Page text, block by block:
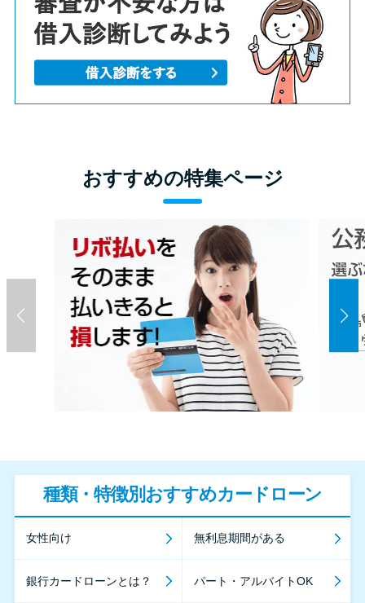
おすすめの特集ページ
種類・特徴別おすすめカードローン
女性向け 無利息期間がある
銀行カードローンとは？ パート・アルバイトOK